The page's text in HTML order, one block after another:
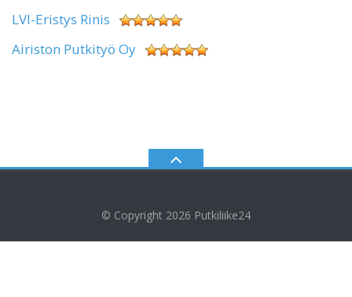
LVI-Eristys Rinis
Airiston Putkityö Oy
© Copyright 2026 Putkiliike24